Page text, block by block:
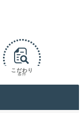
こだわり
条件